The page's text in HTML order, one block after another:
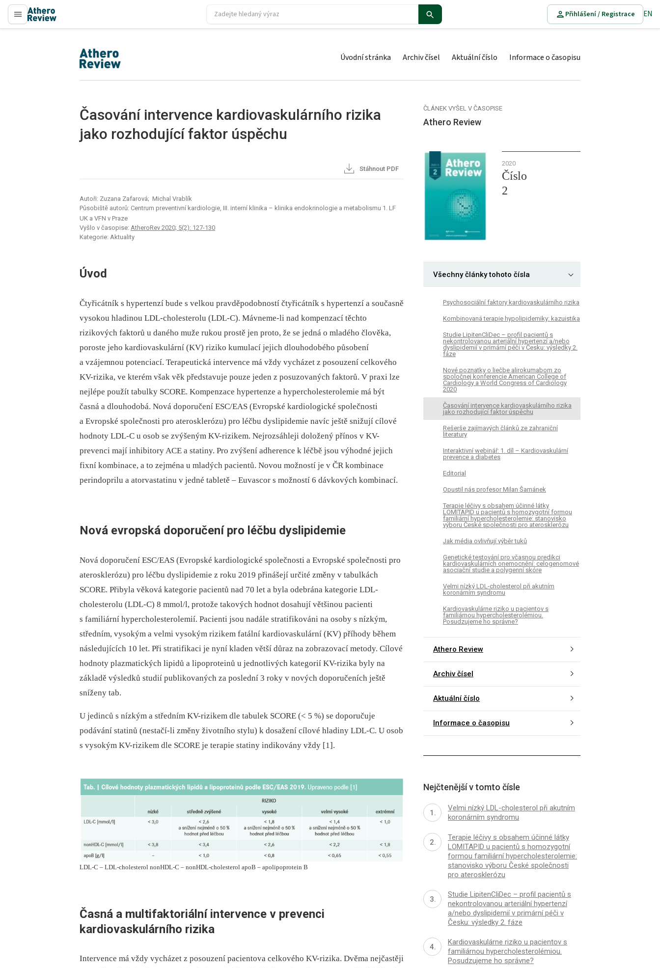
proLékaře.cz
Přihlášení / Registrace EN
proLékaře.cz Úvodní stránka Archiv čísel Aktuální číslo Informace o časopisu
Časování intervence kardiovaskulárního rizika
jako rozhodující faktor úspěchu
Stáhnout PDF
Autoři: Zuzana Zafarová; Michal Vrablík
Působiště autorů: Centrum preventivní kardiologie, III. interní klinika – klinika endokrinologie a metabolismu 1. LF
UK a VFN v Praze
Vyšlo v časopise: AtheroRev 2020; 5(2): 127-130
Kategorie: Aktuality
Úvod
Čtyřicátník s hypertenzí bude s velkou pravděpodobností čtyřicátník s hypertenzí a současně
vysokou hladinou LDL-cholesterolu (LDL-C). Mávneme-li nad kompenzací těchto
rizikových faktorů u daného muže rukou prostě jen proto, že se jedná o mladého člověka,
poroste jeho kardiovaskulární (KV) riziko kumulací jejich dlouhodobého působení
a vzájemnou potenciací. Terapeutická intervence má vždy vycházet z posouzení celkového
KV-rizika, ve kterém však věk představuje pouze jeden z posuzovaných faktorů. V praxi lze
nejlépe použít tabulky SCORE. Kompenzace hypertenze a hypercholesterol­emie má být
časná a dlouhodobá. Nová doporučení ESC/EAS (Evropské kardiologické společnosti
a Evropské společnosti pro aterosklerózu) pro léčbu dyslipidemie navíc ještě snižují cílové
hodnoty LDL-C u osob se zvýšeným KV-rizikem. Nejrozsáhleji doložený přínos v KV-
prevenci mají inhibitory ACE a statiny. Pro zvýšení adherence k léčbě jsou výhodné jejich
fixní kombinace, a to zejména u mladých pacientů. Novou možností je v ČR kombinace
perindoprilu a atorvastatinu v jedné tabletě –⁠ Euvascor s možností 6 dávkových kombinací.
Nová evropská doporučení pro léčbu dyslipidemie
Nová doporučení ESC/EAS (Evropské kardiologické společnosti a Evropské společnosti pro
aterosklerózu) pro léčbu dyslipidemie z roku 2019 přinášejí určité změny v tabulkách
SCORE. Přibyla věková kategorie pacientů nad 70 let a byla odebrána kategorie LDL-
cholesterolu (LDL-C) 8 mmol/l, protože takových hodnot dosahují většinou pacienti
s familiární hypercholesterolemií. Pacienti jsou nadále stratifikováni na osoby s nízkým,
středním, vysokým a velmi vysokým rizikem fatální kardiovaskulární (KV) příhody během
následujících 10 let. Při stratifikaci je nyní kladen větší důraz na zobrazovací metody. Cílové
hodnoty plazmatických lipidů a lipo­proteinů u jednotlivých kategorií KV-rizika byly na
základě výsledků studií publikovaných za poslední 3 roky v nových doporučeních ještě
sníženy tab.
U jedinců s nízkým a středním KV-rizikem dle tabulek SCORE (< 5 %) se doporučuje
podávání statinů (nestačí-li změny životního stylu) k dosažení cílové hladiny LDL-C. U osob
s vysokým KV-rizikem dle SCORE je terapie statiny indikovány vždy [1].
LDL-C – LDL-cholesterol nonHDL-C – nonHDL-cholesterol apoB – apolipoprotein B
Časná a multifaktoriální intervence v prevenci
kardiovaskulárního rizika
Intervence má vždy vycházet z posouzení pacientova celkového KV-rizika. Dvěma nejčastěji
ČLÁNEK VYŠEL V ČASOPISE
Athero Review
2020
Číslo
2
Všechny články tohoto čísla
Psychosociální faktory kardiovaskulárního rizika
Kombinovaná terapie hypolipidemiky: kazuistika
Studie LipitenCliDec – profil pacientů s
nekontrolovanou arteriální hypertenzí a/nebo
dyslipidemií v primární péči v Česku: výsledky 2.
fáze
Nové poznatky o liečbe alirokumabom zo
spoločnej konferencie American College of
Cardiology a World Congress of Cardiology
2020
Časování intervence kardiovaskulárního rizika
jako rozhodující faktor úspěchu
Rešerše zajímavých článků ze zahraniční
literatury
Interaktivní webinář: 1. díl – Kardiovaskulární
prevence a diabetes
Editorial
Opustil nás profesor Milan Šamánek
Terapie léčivy s obsahem účinné látky
LOMITAPID u pacientů s homozygotní formou
familiární hypercholesterolemie: stanovisko
výboru České společnosti pro aterosklerózu
Jak média ovlivňují výběr tuků
Genetické testování pro včasnou predikci
kardiovaskulárních onemocnění: celogenomové
asociační studie a polygenní skóre
Velmi nízký LDL-cholesterol při akutním
koronárním syndromu
Kardiovaskulárne riziko u pacientov s
familiárnou hypercholesterolémiou.
Posudzujeme ho správne?
Athero Review
Archiv čísel
Aktuální číslo
Informace o časopisu
Nejčtenější v tomto čísle
Velmi nízký LDL-cholesterol při akutním
koronárním syndromu
Terapie léčivy s obsahem účinné látky
LOMITAPID u pacientů s homozygotní
formou familiární hypercholesterolemie:
stanovisko výboru České společnosti
pro aterosklerózu
Studie LipitenCliDec – profil pacientů s
nekontrolovanou arteriální hypertenzí
a/nebo dyslipidemií v primární péči v
Česku: výsledky 2. fáze
Kardiovaskulárne riziko u pacientov s
familiárnou hypercholesterolémiou.
Posudzujeme ho správne?